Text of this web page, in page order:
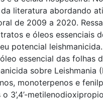
literatura abordando
de 2009 a 2020.
e óleos essenciais
potencial
essencial das folhas
sobre Leishmania
monoterpenos e
3’,4’-